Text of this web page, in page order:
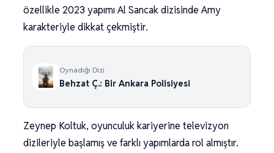
özellikle 2023 yapımı Al Sancak dizisinde Amy
karakteriyle dikkat çekmiştir.
Oynadığı Dizi
Behzat Ç.: Bir Ankara Polisiyesi
Zeynep Koltuk, oyunculuk kariyerine televizyon
dizileriyle başlamış ve farklı yapımlarda rol almıştır.